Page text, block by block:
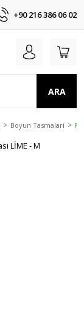
+90 216 386 06 02
ARA
Boyun Tasmalari